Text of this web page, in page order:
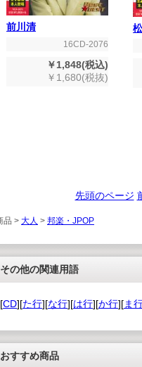
前川清
16CD-2076
￥1,848(税込)
￥1,680(税抜)
先頭のページ
品 > 大人 > 邦楽・JPOP
その他の関連用語
[CD][た行][な行][は行][か行][ま
おすすめ商品